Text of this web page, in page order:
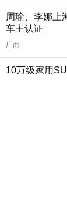
周瑜、李娜上
车主认证
厂商
10万级家用